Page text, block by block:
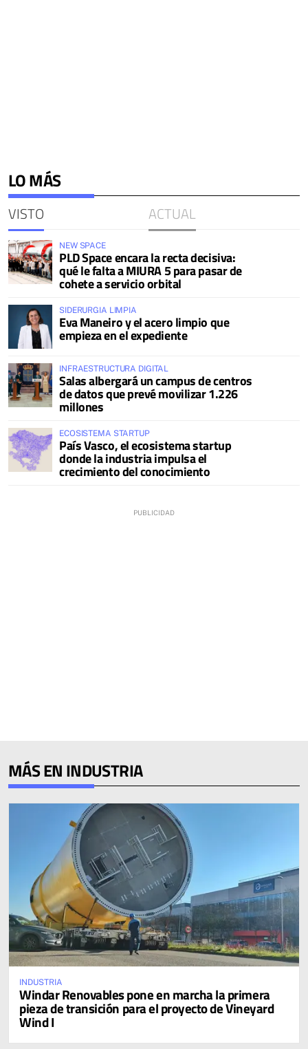
LO MÁS
VISTO ACTUAL
NEW SPACE
PLD Space encara la recta decisiva:
qué le falta a MIURA 5 para pasar de
cohete a servicio orbital
SIDERURGIA LIMPIA
Eva Maneiro y el acero limpio que
empieza en el expediente
INFRAESTRUCTURA DIGITAL
Salas albergará un campus de centros
de datos que prevé movilizar 1.226
millones
ECOSISTEMA STARTUP
País Vasco, el ecosistema startup
donde la industria impulsa el
crecimiento del conocimiento
MÁS EN INDUSTRIA
INDUSTRIA
Windar Renovables pone en marcha la primera
pieza de transición para el proyecto de Vineyard
Wind I